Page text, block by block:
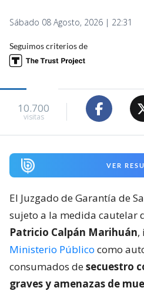
Sábado 08 Agosto, 2026 | 22:31
Seguimos criterios de
10.700
visitas
VER
El Juzgado de Garantía de
sujeto a la medida cautelar
Patricio Calpán Marihuán,
Ministerio Público como
consumados desecuestro
graves y amenazas de